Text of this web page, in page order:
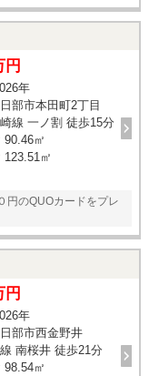
円
年
部市本田町2丁目
線 一ノ割 徒歩15分
90.46㎡
123.51㎡
円のQUOカードをプレ
円
年
部市西金野井
南桜井 徒歩21分
98.54㎡